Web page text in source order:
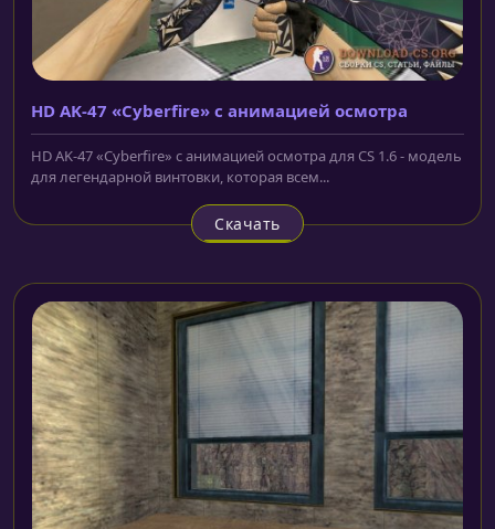
HD AK-47 «Cyberfire» с анимацией осмотра
HD AK-47 «Cyberfire» с анимацией осмотра для CS 1.6 - модель
для легендарной винтовки, которая всем...
Скачать